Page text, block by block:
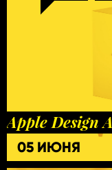
Apple Design
05 ИЮНЯ